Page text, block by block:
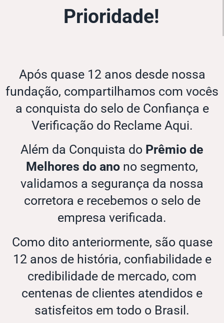
Prioridade!
Após quase 12 anos desde nossa
fundação, compartilhamos com vocês
a conquista do selo de Confiança e
Verificação do Reclame Aqui.
Além da Conquista do Prêmio de
Melhores do ano no segmento,
validamos a segurança da nossa
corretora e recebemos o selo de
empresa verificada.
Como dito anteriormente, são quase
12 anos de história, confiabilidade e
credibilidade de mercado, com
centenas de clientes atendidos e
satisfeitos em todo o Brasil.